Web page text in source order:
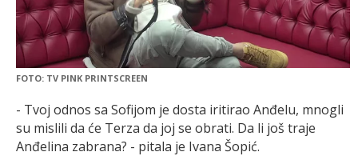
FOTO: TV PINK PRINTSCREEN
- Tvoj odnos sa Sofijom je dosta iritirao Anđelu, mnogli
su mislili da će Terza da joj se obrati. Da li još traje
Anđelina zabrana? - pitala je Ivana Šopić.